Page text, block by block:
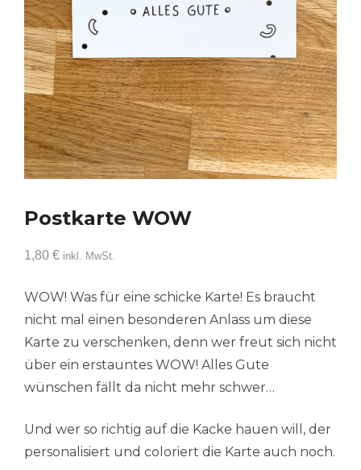
Postkarte WOW
1,80 € inkl. MwSt.
WOW! Was für eine schicke Karte! Es braucht
nicht mal einen besonderen Anlass um diese
Karte zu verschenken, denn wer freut sich nicht
über ein erstauntes WOW! Alles Gute
wünschen fällt da nicht mehr schwer…
Und wer so richtig auf die Kacke hauen will, der
personalisiert und coloriert die Karte auch noch.